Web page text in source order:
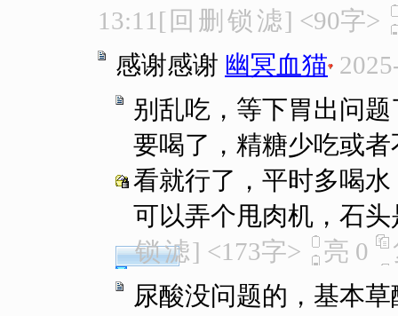
13:11 [ 回 删 锁 滤] <90字>
感谢感谢 幽冥血猫
别乱吃，等下胃出问
要喝了，精糖少吃或
看就行了，平时多喝
可以弄个甩肉机，石
锁滤] <173字> 亮 0
尿酸没问题的，基本